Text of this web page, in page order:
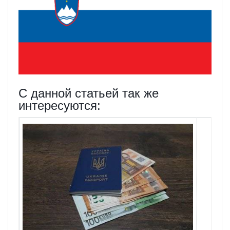
С данной статьей так же
интересуются: